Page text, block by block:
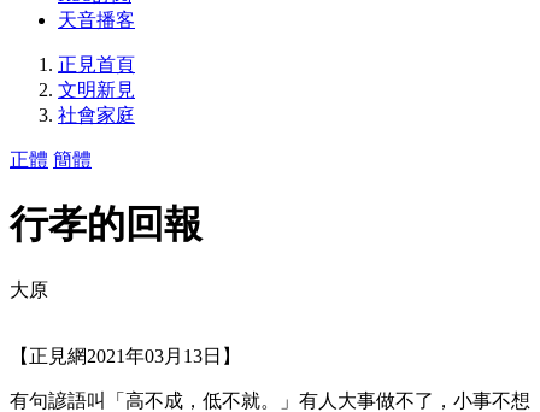
天音播客
正見首頁
文明新見
社會家庭
正體 簡體
行孝的回報
大原
【正見網2021年03月13日】
有句諺語叫「高不成，低不就。」有人大事做不了，小事不想